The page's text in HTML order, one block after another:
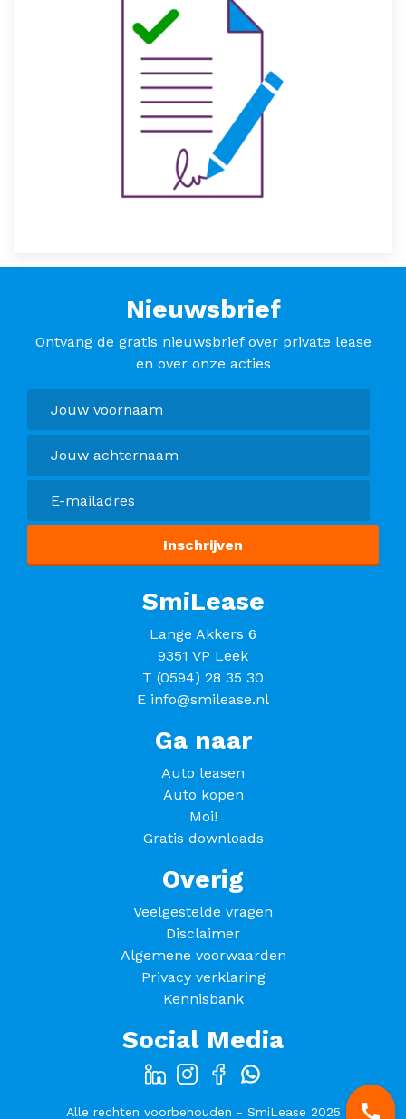
Nieuwsbrief
Ontvang de gratis nieuwsbrief over private lease
en over onze acties
SmiLease
Lange Akkers 6
9351 VP Leek
T (0594) 28 35 30
E info@smilease.nl
Ga naar
Auto leasen
Auto kopen
Moi!
Gratis downloads
Overig
Veelgestelde vragen
Disclaimer
Algemene voorwaarden
Privacy verklaring
Kennisbank
Social Media
Alle rechten voorbehouden - SmiLease 2025